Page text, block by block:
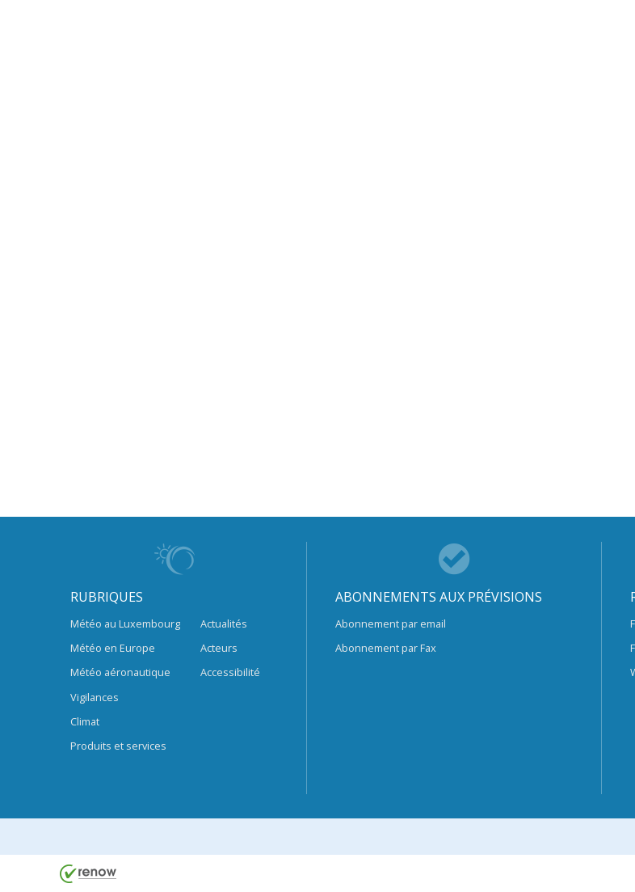
RUBRIQUES
Météo au Luxembourg
Météo en Europe
Météo aéronautique
Vigilances
Climat
Produits et services
Actualités
Acteurs
Accessibilité
ABONNEMENTS AUX PRÉVISIONS
Abonnement par email
Abonnement par Fax